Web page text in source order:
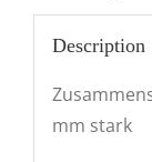
Description
mm stark